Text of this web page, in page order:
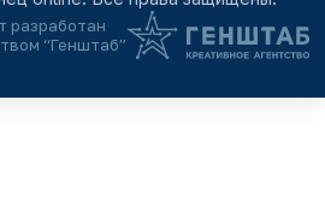
разработан
“Генштаб”